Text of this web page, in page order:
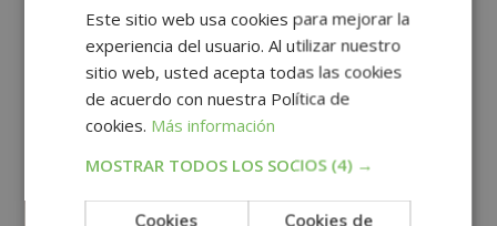
Este sitio web usa cookies para mejorar la
experiencia del usuario. Al utilizar nuestro
sitio web, usted acepta todas las cookies
de acuerdo con nuestra Política de
cookies. Más información
MOSTRAR TODOS LOS SOCIOS (4) →
Cookies Cookies de